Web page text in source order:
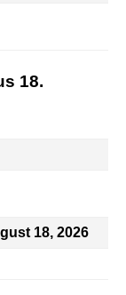
18.
18, 2026